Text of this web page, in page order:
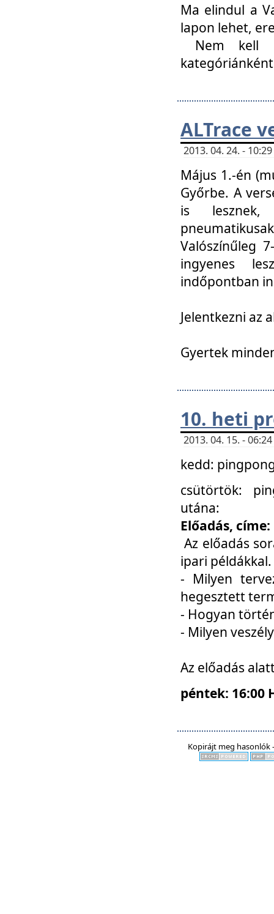
Ma elindul a
lapon lehet,
Nem kell
ALTrace
2013. 04. 24. -
Május 1.-én
Győrbe. A
is lesznek,
Valószínűleg
ingyenes
indőpontban
Jelentkezni az
Gyertek
10. heti
2013. 04. 15. -
kedd:
csütörtök:
utána:
Előadás,
Az előadás
ipari
- Milyen
hegesztett
- Hogyan
- Milyen
Az előadás
péntek: 16:00
Kopirájt meg hasonlók